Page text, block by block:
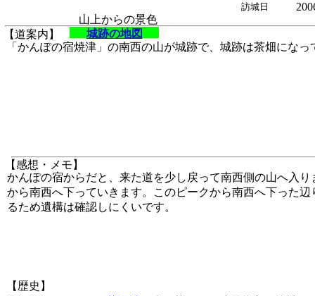
城跡の地図
訪城日
【道案内】
【感想・メモ】
【歴史】
「かんぽの宿焼津」の南西の山が城跡で、城跡は茶畑になっ
かんぽの宿からだと、来た道を少し戻って南西側の山へ入
から南西へ下っていきます。このピークから南西へ下った
るため遺構は確認しにくいです。
山上からの景色